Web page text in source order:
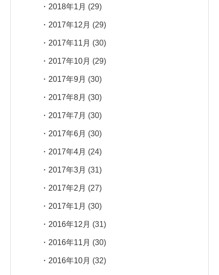
2018年1月 (29)
2017年12月 (29)
2017年11月 (30)
2017年10月 (29)
2017年9月 (30)
2017年8月 (30)
2017年7月 (30)
2017年6月 (30)
2017年4月 (24)
2017年3月 (31)
2017年2月 (27)
2017年1月 (30)
2016年12月 (31)
2016年11月 (30)
2016年10月 (32)